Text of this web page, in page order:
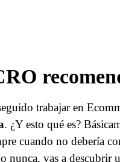
trabajar en
. ¿Y esto qué es?
cuando no debería
nunca, vas a descubrir